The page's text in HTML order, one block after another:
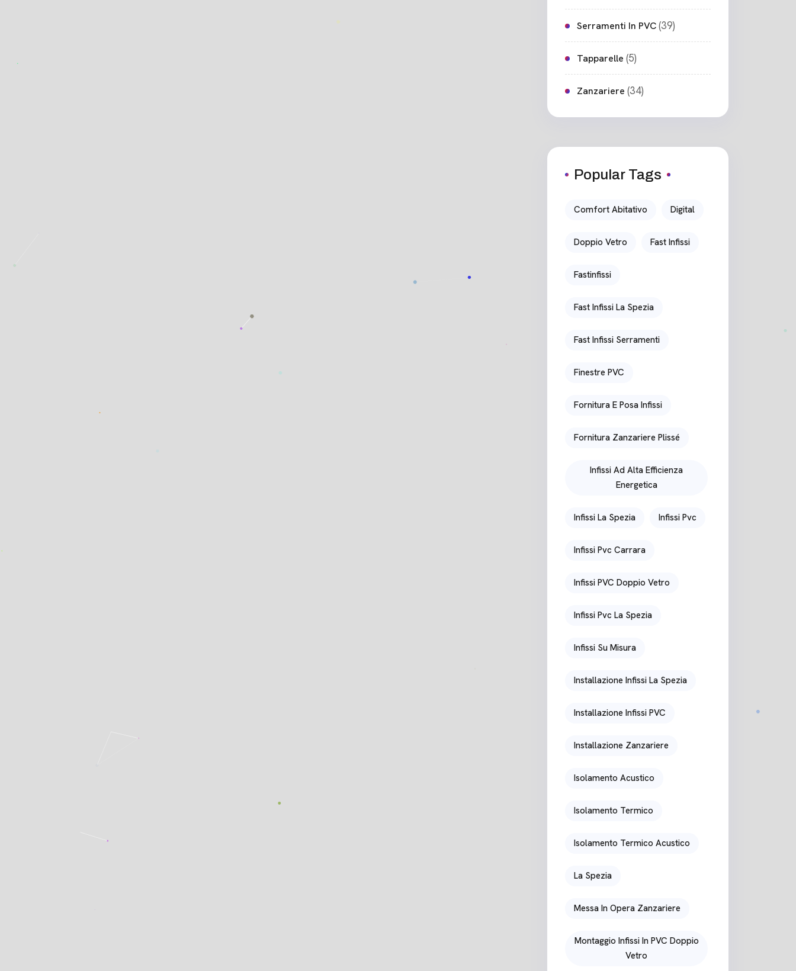
Serramenti In PVC(39)
Tapparelle (5)
Zanzariere (34)
Popular Tags
Comfort Abitativo Digital
Doppio Vetro Fast Infissi
Fastinfissi
Fast Infissi La Spezia
Fast Infissi Serramenti
Finestre PVC
Fornitura E Posa Infissi
Fornitura Zanzariere Plissé
Infissi Ad Alta Efficienza
Energetica
Infissi La Spezia Infissi Pvc
Infissi Pvc Carrara
Infissi PVC Doppio Vetro
Infissi Pvc La Spezia
Infissi Su Misura
Installazione Infissi La Spezia
Installazione Infissi PVC
Installazione Zanzariere
Isolamento Acustico
Isolamento Termico
Isolamento Termico Acustico
La Spezia
Messa In Opera Zanzariere
Montaggio Infissi In PVC Doppio
Vetro